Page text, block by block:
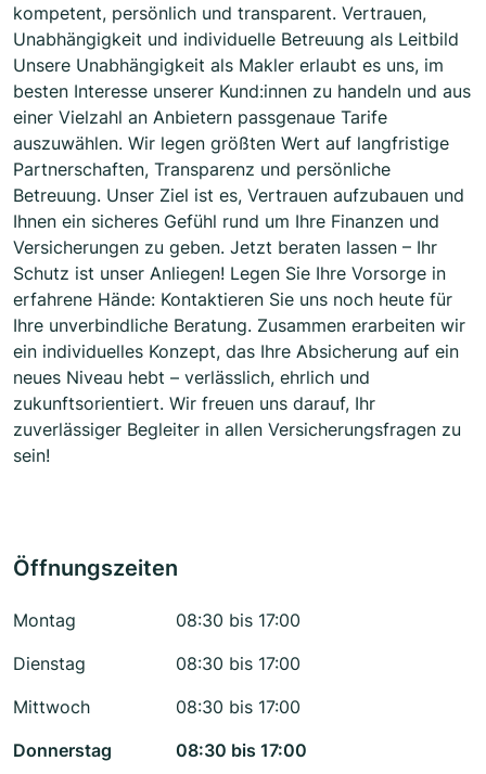
kompetent, persönlich und transparent. Vertrauen,
Unabhängigkeit und individuelle Betreuung als Leitbild
Unsere Unabhängigkeit als Makler erlaubt es uns, im
besten Interesse unserer Kund:innen zu handeln und aus
einer Vielzahl an Anbietern passgenaue Tarife
auszuwählen. Wir legen größten Wert auf langfristige
Partnerschaften, Transparenz und persönliche
Betreuung. Unser Ziel ist es, Vertrauen aufzubauen und
Ihnen ein sicheres Gefühl rund um Ihre Finanzen und
Versicherungen zu geben. Jetzt beraten lassen – Ihr
Schutz ist unser Anliegen! Legen Sie Ihre Vorsorge in
erfahrene Hände: Kontaktieren Sie uns noch heute für
Ihre unverbindliche Beratung. Zusammen erarbeiten wir
ein individuelles Konzept, das Ihre Absicherung auf ein
neues Niveau hebt – verlässlich, ehrlich und
zukunftsorientiert. Wir freuen uns darauf, Ihr
zuverlässiger Begleiter in allen Versicherungsfragen zu
sein!
Öffnungszeiten
Montag
08:30 bis 17:00
Dienstag
08:30 bis 17:00
Mittwoch
08:30 bis 17:00
Donnerstag
08:30 bis 17:00